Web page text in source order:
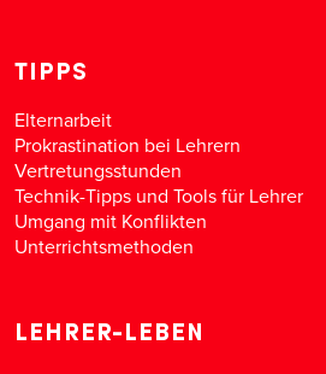
TIPPS
Elternarbeit
Prokrastination bei Lehrern
Vertretungsstunden
Technik-Tipps und Tools für Lehrer
Umgang mit Konflikten
Unterrichtsmethoden
LEHRER-LEBEN